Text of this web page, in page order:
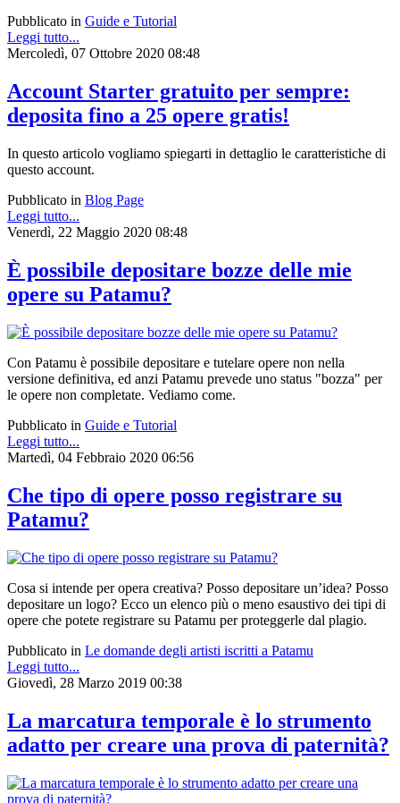
Pubblicato in Guide e Tutorial
Leggi tutto...
Mercoledì, 07 Ottobre 2020 08:48
Account Starter gratuito per sempre:
deposita fino a 25 opere gratis!
In questo articolo vogliamo spiegarti in dettaglio le caratteristiche di
questo account.
Pubblicato in Blog Page
Leggi tutto...
Venerdì, 22 Maggio 2020 08:48
È possibile depositare bozze delle mie
opere su Patamu?
Con Patamu è possibile depositare e tutelare opere non nella
versione definitiva, ed anzi Patamu prevede uno status "bozza" per
le opere non completate. Vediamo come.
Pubblicato in Guide e Tutorial
Leggi tutto...
Martedì, 04 Febbraio 2020 06:56
Che tipo di opere posso registrare su
Patamu?
Cosa si intende per opera creativa? Posso depositare un’idea? Posso
depositare un logo? Ecco un elenco più o meno esaustivo dei tipi di
opere che potete registrare su Patamu per proteggerle dal plagio.
Pubblicato in Le domande degli artisti iscritti a Patamu
Leggi tutto...
Giovedì, 28 Marzo 2019 00:38
La marcatura temporale è lo strumento
adatto per creare una prova di paternità?